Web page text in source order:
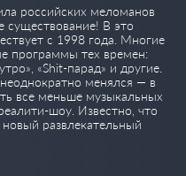
российских меломанов
существование! В это
с 1998 года. Многие
программы тех времен:
«Shit-парад» и другие.
менялся — в
все меньше музыкальных
шоу. Известно, что
развлекательный